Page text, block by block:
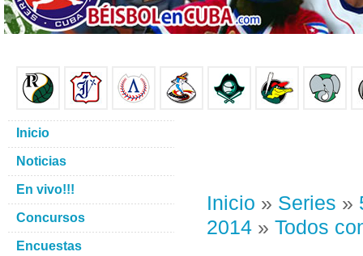
Inicio » Series »
2014 » Todos
Inicio
Noticias
En vivo!!!
Concursos
Encuestas